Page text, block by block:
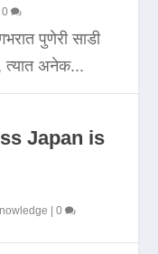
|0
पुणेरी साडी
त्यात अनेक...
Japan is
|0